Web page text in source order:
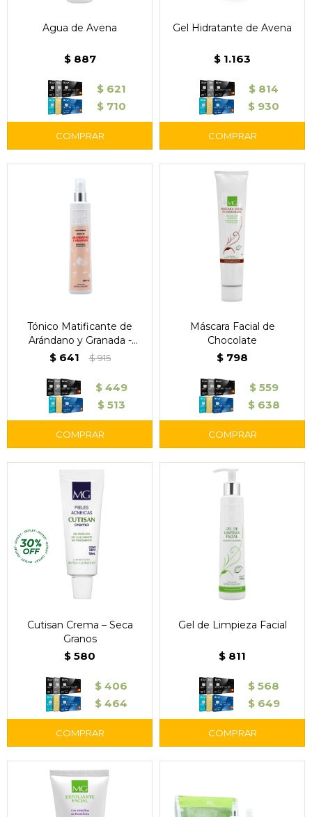
Agua de Avena
$ 887
$ 621
$ 710
Gel Hidratante de Avena
$ 1.163
$ 814
$ 930
Tónico Matificante de
Arándano y Granada -
Outlet
$ 641 $915
$ 449
$ 513
Máscara Facial de
Chocolate
$ 798
$ 559
$ 638
Cutisan Crema – Seca
Granos
$ 580
$ 406
$ 464
Gel de Limpieza Facial
$ 811
$ 568
$ 649